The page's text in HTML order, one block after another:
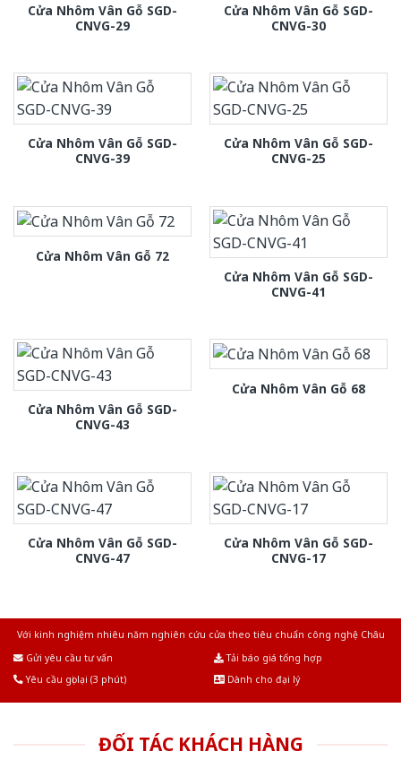
Cửa Nhôm Vân Gỗ SGD-
CNVG-29
Cửa Nhôm Vân Gỗ SGD-
CNVG-30
Cửa Nhôm Vân Gỗ SGD-
CNVG-39
Cửa Nhôm Vân Gỗ SGD-
CNVG-25
Cửa Nhôm Vân Gỗ 72
Cửa Nhôm Vân Gỗ SGD-
CNVG-41
Cửa Nhôm Vân Gỗ SGD-
CNVG-43
Cửa Nhôm Vân Gỗ 68
Cửa Nhôm Vân Gỗ SGD-
CNVG-47
Cửa Nhôm Vân Gỗ SGD-
CNVG-17
Với kinh nghiệm nhiêu năm nghiên cứu cửa theo tiêu chuẩn công nghệ Châu
Gửi yêu cầu tư vấn
Tải báo giá tổng hợp
Yêu cầu gọi lại (3 phút)
Dành cho đại lý
ĐỐI TÁC KHÁCH HÀNG